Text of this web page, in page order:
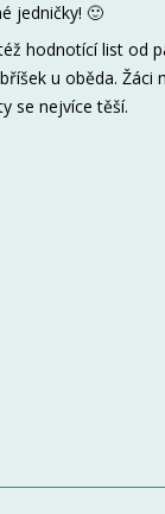
jedničky! 🙂
hodnotící list od
u oběda.
se nejvíce těší.